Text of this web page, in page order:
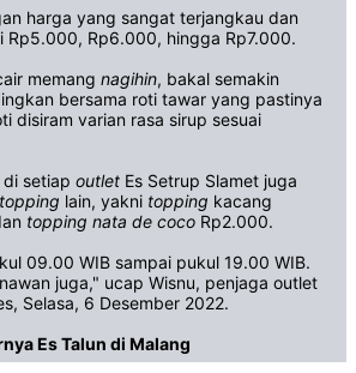
harga yang sangat terjangkau dan
Rp5.000, Rp6.000, hingga Rp7.000.
memang nagihin, bakal semakin
bersama roti tawar yang pastinya
disiram varian rasa sirup sesuai
di setiap outlet Es Setrup Slamet juga
topping lain, yakni topping kacang
topping nata de coco Rp2.000.
09.00 WIB sampai pukul 19.00 WIB.
juga," ucap Wisnu, penjaga outlet
Selasa, 6 Desember 2022.
Es Talun di Malang